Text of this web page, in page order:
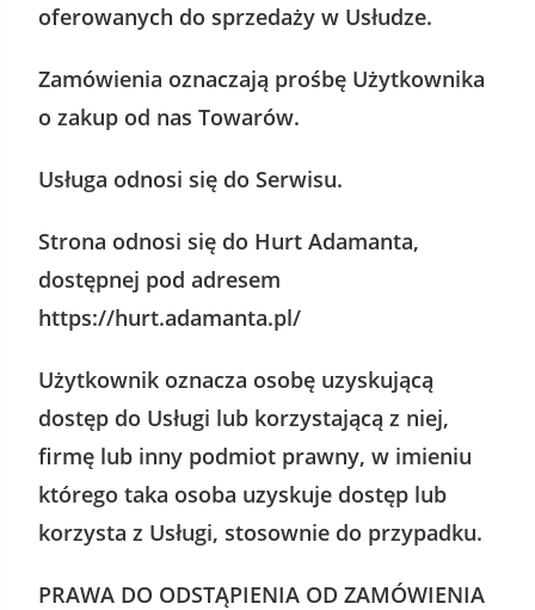
oferowanych do sprzedaży w Usłudze.
Zamówienia oznaczają prośbę Użytkownika
o zakup od nas Towarów.
Usługa odnosi się do Serwisu.
Strona odnosi się do Hurt Adamanta,
dostępnej pod adresem
https://hurt.adamanta.pl/
Użytkownik oznacza osobę uzyskującą
dostęp do Usługi lub korzystającą z niej,
firmę lub inny podmiot prawny, w imieniu
którego taka osoba uzyskuje dostęp lub
korzysta z Usługi, stosownie do przypadku.
PRAWA DO ODSTĄPIENIA OD ZAMÓWIENIA